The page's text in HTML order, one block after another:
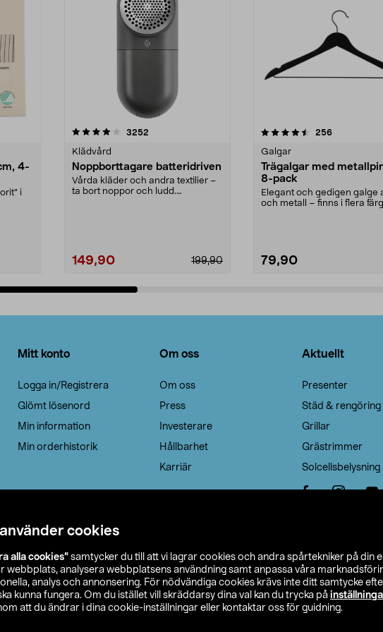
cookies
alla cookies” samtycker du till att vi lagrar cookies och andra spårtekniker på din
webbplats, analysera webbplatsens användning samt anpassa våra
analys och annonsering. För nödvändiga cookies krävs inte ditt samtycke
kunna fungera. Om du istället vill skräddarsy dina val kan du trycka på
att du ändrar i dina cookie-inställningar eller kontaktar oss för guidning.
4-
i
3252
Klädvård
Noppborttagare batteridriven
Vårda kläder och andra textilier –
ta bort noppor och ludd.
199,90
149,90
4.5av 5 stjärnor 256recensioner
Galgar
Trägalgar med
8-pack
Elegant och gedigen galge
och metall – finns i flera
79,90
4.0av 5 stjärnor
Mitt konto
Logga in/Registrera
Glömt lösenord
Min information
Min orderhistorik
Om oss
Om oss
Press
Investerare
Hållbarhet
Karriär
Aktuellt
Presenter
Städ & rengöring
Grillar
Grästrimmer
Solcellsbelysning